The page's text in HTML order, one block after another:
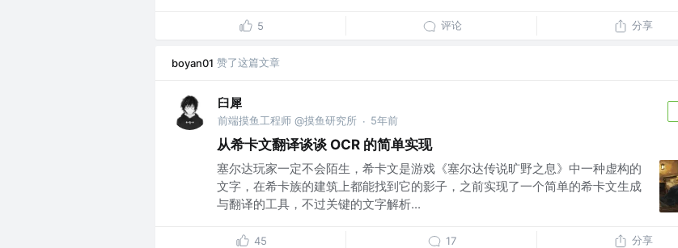
5 评论 分享
boyan01 赞了这篇文章
臼犀
前端摸鱼工程师 @摸鱼研究所 · 5年前
从希卡文翻译谈谈 OCR 的简单实现
塞尔达玩家一定不会陌生，希卡文是游戏《塞尔达传说旷野之息》中一种虚构的
文字，在希卡族的建筑上都能找到它的影子，之前实现了一个简单的希卡文生成
与翻译的工具，不过关键的文字解析...
45 17 分享